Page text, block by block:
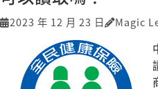
2023 年 12 月 23 日 Magic